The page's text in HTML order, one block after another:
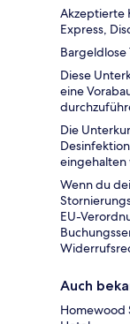
Akzeptierte
Express,
Bargeldlose
Diese
eine
Die
eingehalten
Wenn du
EU-
Auch
Homewood